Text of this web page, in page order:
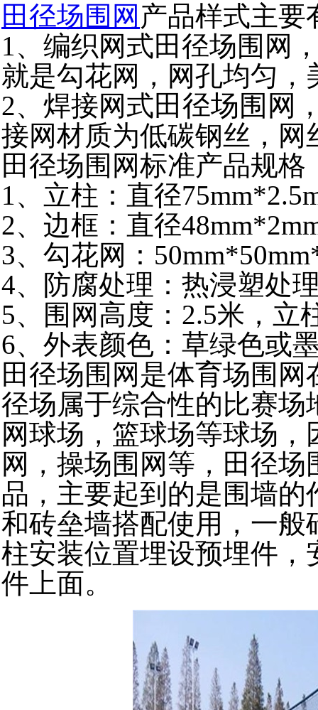
田径场围网 产品样式主要
1、编织网式田径场围网
就是勾花网，网孔均匀，
2、焊接网式田径场围网
接网材质为低碳钢丝，网
田径场围网标准产品规格
1、立柱：直径
2、边框：直径
3、勾花网：
4、防腐处理：热浸塑处
5、围网高度：2.5米，立
6、外表颜色：草绿色或
田径场围网是体育场围
径场属于综合性的比赛
网球场，篮球场等球场
网，操场围网等，田径
品，主要起到的是围墙
和砖垒墙搭配使用，一般
柱安装位置埋设预埋件
件上面。